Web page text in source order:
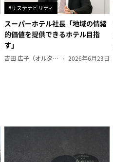
#サステナビリティ
スーパーホテル社長「地域の情緒
的価値を提供できるホテル目指
す」
吉田 広子（オルタナ輪番編集長） 2026年6月23日